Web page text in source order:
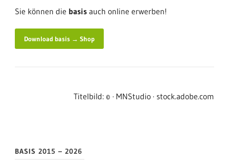
Sie können die basis auch online erwerben!
Download basis → Shop
Titelbild: © · MNStudio · stock.adobe.com
BASIS 2015 – 2026